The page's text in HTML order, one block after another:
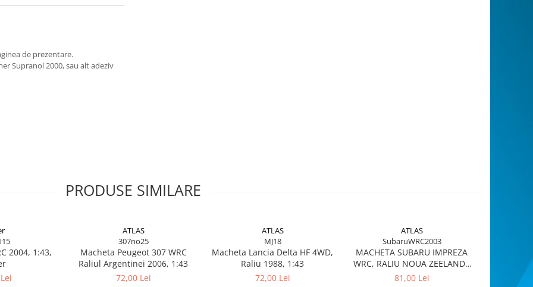
de prezentare.
Supranol 2000, sau alt adeziv
PRODUSE SIMILARE
2004, 1:43,
ATLAS
307no25
Macheta Peugeot 307 WRC
Raliul Argentinei 2006, 1:43
72,00 Lei
ATLAS
MJ18
Macheta Lancia Delta HF 4WD,
Raliu 1988, 1:43
72,00 Lei
ATLAS
SubaruWRC2003
MACHETA SUBARU IMPREZA
WRC, RALIU NOUA ZEELANDA
2003, scara 1:43
81,00 Lei